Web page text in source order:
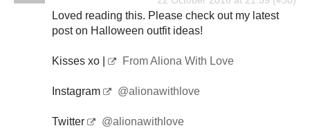
Loved reading this. Please check out my latest
post on Halloween outfit ideas!
Kisses xo | From Aliona With Love
Instagram @alionawithlove
Twitter
@alionawithlove